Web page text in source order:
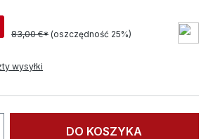
83,00 €* (oszczędność 25%)
wysyłki
Wprowadź żądaną
DO KOSZYKA